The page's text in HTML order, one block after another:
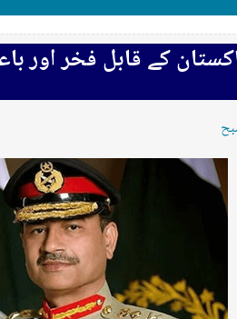
کے قابل فخر اور